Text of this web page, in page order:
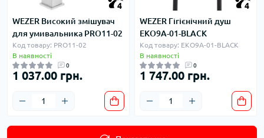
4
WEZER Високий змішувач
для умивальника PRO11-02
Код товару: PRO11-02
В наявності
0
1 037.00 грн.
4
WEZER Гігієнічний душ
EKO9A-01-BLACK
Код товару: EKO9A-01-BLACK
В наявності
0
1 747.00 грн.